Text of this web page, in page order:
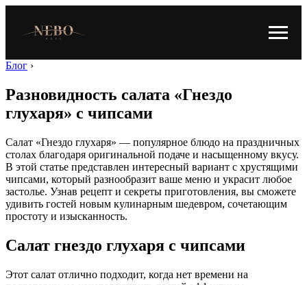
Блог ›
Разновидность салата «Гнездо
глухаря» с чипсами
Салат «Гнездо глухаря» — популярное блюдо на праздничных
столах благодаря оригинальной подаче и насыщенному вкусу.
В этой статье представлен интересный вариант с хрустящими
чипсами, который разнообразит ваше меню и украсит любое
застолье. Узнав рецепт и секреты приготовления, вы сможете
удивить гостей новым кулинарным шедевром, сочетающим
простоту и изысканность.
Салат гнездо глухаря с чипсами
Этот салат отлично подходит, когда нет времени на